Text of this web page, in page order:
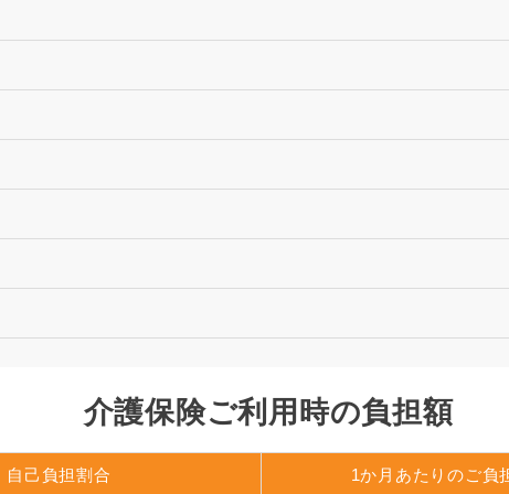
介護保険ご利用時の負担額
自己負担割合 1か月あたりのご負